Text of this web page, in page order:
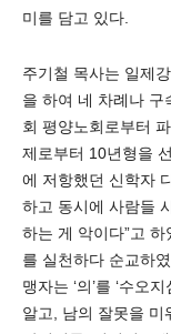
미를 담고 있다.
주기철 목사는 일제
을 하여 네 차례나 구
회 평양노회로부터
제로부터 10년형을
에 저항했던 신학자
하고 동시에 사람들
하는 게 악이다”고
를 실천하다 순교하였
맹자는 ‘의’를 ‘수오
알고, 남의 잘못을 미